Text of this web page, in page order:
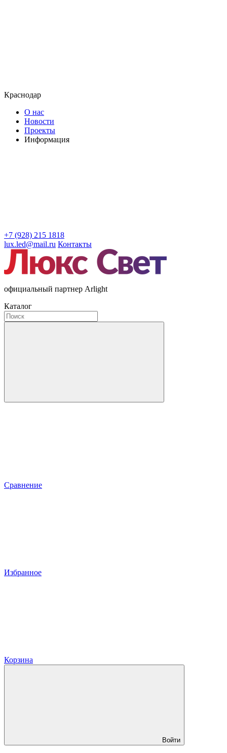
Краснодар
О нас
Новости
Проекты
Информация
+7 (928) 215 1818
lux.led@mail.ru Контакты
официальный партнер Arlight
Каталог
Сравнение
Избранное
Корзина
Войти